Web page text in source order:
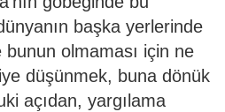
başka yerlerinde
olmaması için ne
düşünmek, buna dönük
açıdan, yargılama